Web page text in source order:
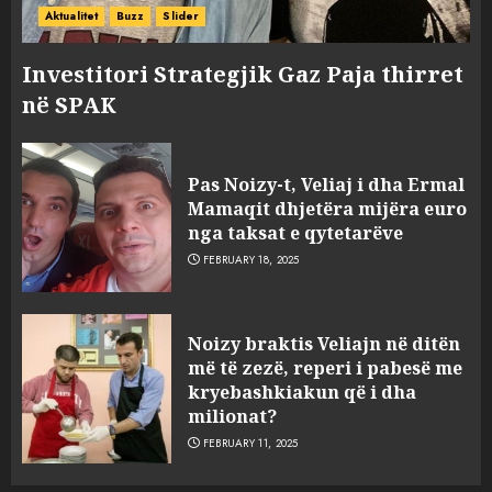
Aktualitet Buzz Slider
Investitori Strategjik Gaz Paja thirret
në SPAK
Pas Noizy-t, Veliaj i dha Ermal
Mamaqit dhjetëra mijëra euro
nga taksat e qytetarëve
FEBRUARY 18, 2025
Noizy braktis Veliajn në ditën
më të zezë, reperi i pabesë me
kryebashkiakun që i dha
milionat?
FEBRUARY 11, 2025
3
sulmuan “One Albania”,
ngjarja u fsheh. A u vodhën
serverat?
MARCH 25, 2025